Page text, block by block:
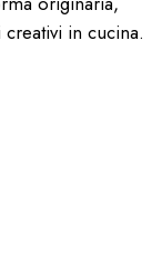
in cucina.